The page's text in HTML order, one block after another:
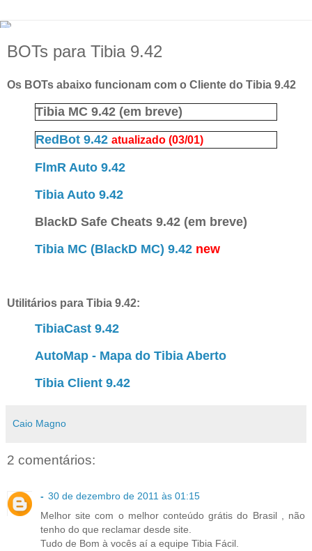
BOTs para Tibia 9.42
Os BOTs abaixo funcionam com o Cliente do Tibia 9.42
Tibia MC 9.42 (em breve)
RedBot 9.42 atualizado (03/01)
FlmR Auto 9.42
Tibia Auto 9.42
BlackD Safe Cheats 9.42 (em breve)
Tibia MC (BlackD MC) 9.42 new
Utilitários para Tibia 9.42:
TibiaCast 9.42
AutoMap - Mapa do Tibia Aberto
Tibia Client 9.42
Caio Magno
2 comentários:
- 30 de dezembro de 2011 às 01:15
Melhor site com o melhor conteúdo grátis do Brasil , não
tenho do que reclamar desde site.
Tudo de Bom à vocês aí a equipe Tibia Fácil.